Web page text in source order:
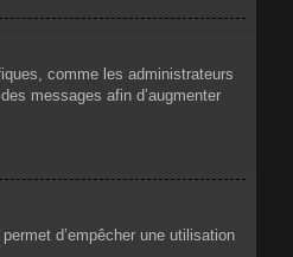
comme les administrateurs
messages afin d’augmenter
d’empêcher une utilisation